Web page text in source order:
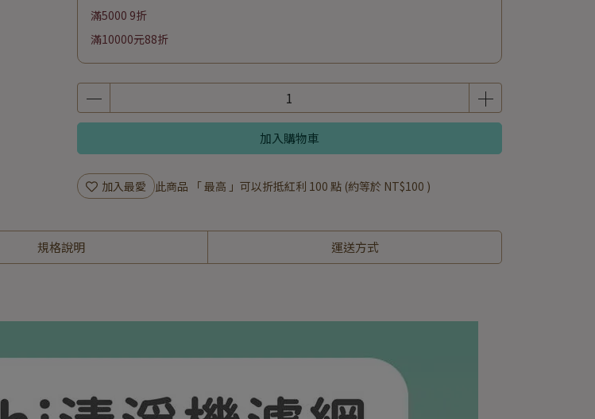
滿5000 9折
滿10000元88折
加入購物車
加入最愛 此商品 「 最高 」可以折抵紅利 100 點 (約等於 NT$100 )
規格說明 運送方式